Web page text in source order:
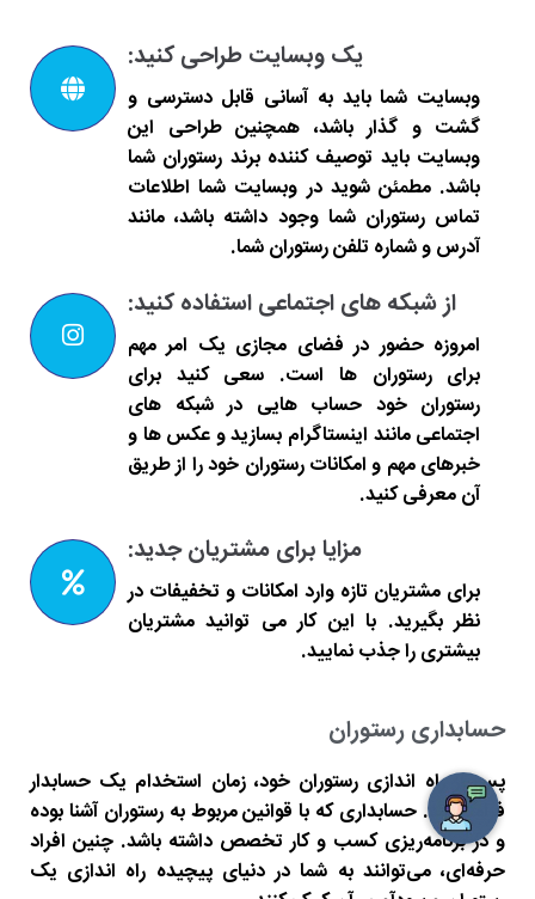
یک وبسایت طراحی کنید:
وبسایت شما باید به آسانی قابل دسترسی و
گشت و گذار باشد، همچنین طراحی این
وبسایت باید توصیف کننده برند رستوران شما
باشد. مطمئن شوید در وبسایت شما اطلاعات
تماس رستوران شما وجود داشته باشد، مانند
آدرس و شماره تلفن رستوران شما.
از شبکه های اجتماعی استفاده کنید:
امروزه حضور در فضای مجازی یک امر مهم
برای رستوران ها است. سعی کنید برای
رستوران خود حساب هایی در شبکه های
اجتماعی مانند اینستاگرام بسازید و عکس ها و
خبرهای مهم و امکانات رستوران خود را از طریق
آن معرفی کنید.
مزایا برای مشتریان جدید:
برای مشتریان تازه وارد امکانات و تخفیفات در
نظر بگیرید. با این کار می توانید مشتریان
بیشتری را جذب نمایید.
حسابداری رستوران
پس از راه اندازی رستوران خود، زمان استخدام یک حسابدار
فرامی‌رسد. حسابداری که با قوانین مربوط به رستوران آشنا بوده
و در برنامه‌ریزی کسب و کار تخصص داشته باشد. چنین افراد
حرفه‌ای، می‌توانند به شما در دنیای پیچیده راه اندازی یک